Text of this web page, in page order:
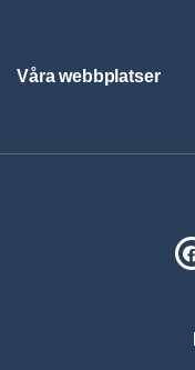
Våra webbplatser